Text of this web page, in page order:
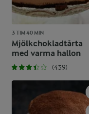
3 TIM 40 MIN
Mjölkchokladtårta
med varma hallon
(439)